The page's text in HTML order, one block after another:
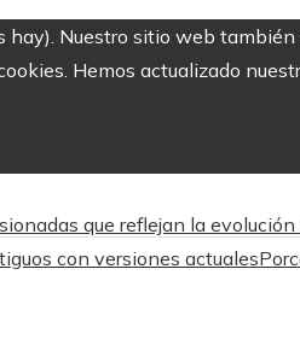
Nuestro sitio web
Hemos actualizado
que reflejan la
con versiones actuales